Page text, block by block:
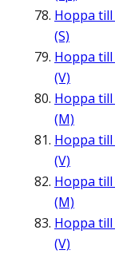
Hoppa till
(S)
Hoppa till
(V)
Hoppa till
(M)
Hoppa till
(V)
Hoppa till
(M)
Hoppa till
(V)